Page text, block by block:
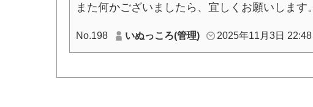
また何かございましたら、宜しくお願いします。
No.198 いぬっころ(管理) 2025年11月3日 22:48